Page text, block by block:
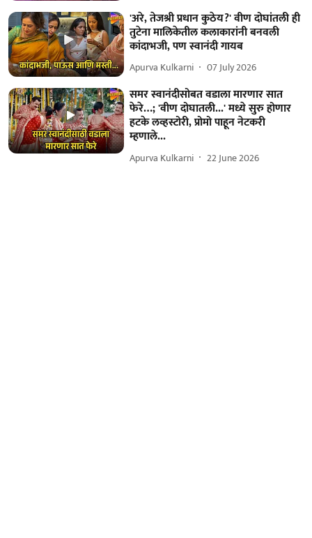
'अरे, तेजश्री प्रधान कुठेय?' वीण दोघांतली ही
तुटेना मालिकेतील कलाकारांनी बनवली
कांदाभजी, पण स्वानंदी गायब
Apurva Kulkarni 07 July 2026
समर स्वानंदीसोबत वडाला मारणार सात
फेरे…; 'वीण दोघातली...' मध्ये सुरु होणार
हटके लव्हस्टोरी, प्रोमो पाहून नेटकरी
म्हणाले...
Apurva Kulkarni 22 June 2026